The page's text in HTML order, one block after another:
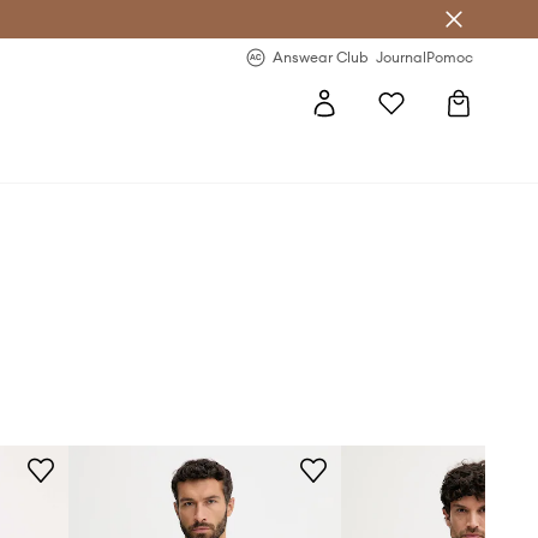
Answear Club JournalPomoc